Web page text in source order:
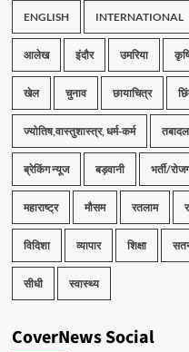
ENGLISH INTERNATIONAL
आलेख इंदौर उमरिया
खेल चुनाव छायाचित्र
ज्योतिष,वास्तुशास्त्र, धर्म-कर्म
ब्रेकिंग न्यूज बड़वानी भर्ती/
महाराष्ट्र मौसम रतलाम
विदिशा व्यापार शिक्षा
सीधी स्वास्थ्य
CoverNews Social